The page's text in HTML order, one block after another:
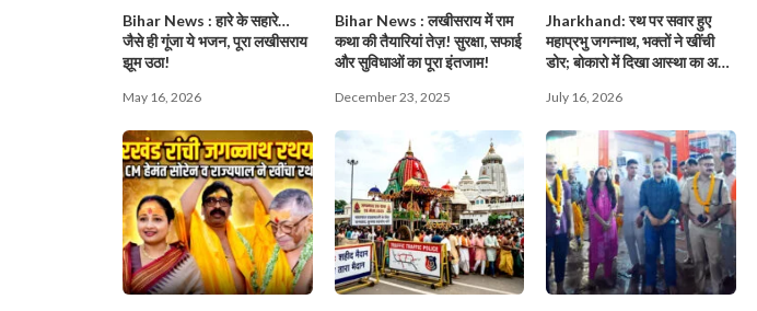
Bihar News : हारे के सहारे…
जैसे ही गूंजा ये भजन, पूरा लखीसराय
झूम उठा!
May 16, 2026
Bihar News : लखीसराय में राम
कथा की तैयारियां तेज़! सुरक्षा, सफाई
और सुविधाओं का पूरा इंतजाम!
December 23, 2025
Jharkhand: रथ पर सवार हुए
महाप्रभु जगन्नाथ, भक्तों ने खींची
डोर; बोकारो में दिखा आस्था का अद्भुत
July 16, 2026